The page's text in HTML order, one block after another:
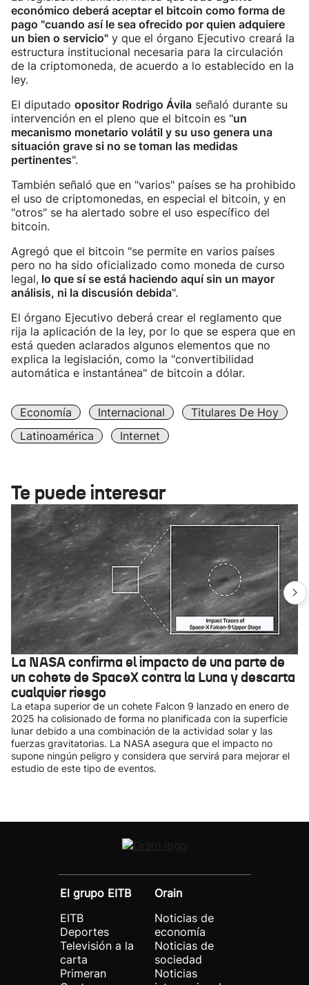
económico deberá aceptar el bitcoin como forma de
pago "cuando así le sea ofrecido por quien adquiere
un bien o servicio" y que el órgano Ejecutivo creará la
estructura institucional necesaria para la circulación
de la criptomoneda, de acuerdo a lo establecido en la
ley.
El diputado opositor Rodrigo Ávila señaló durante su
intervención en el pleno que el bitcoin es "un
mecanismo monetario volátil y su uso genera una
situación grave si no se toman las medidas
pertinentes".
También señaló que en "varios" países se ha prohibido
el uso de criptomonedas, en especial el bitcoin, y en
"otros" se ha alertado sobre el uso específico del
bitcoin.
Agregó que el bitcoin "se permite en varios países
pero no ha sido oficializado como moneda de curso
legal, lo que sí se está haciendo aquí sin un mayor
análisis, ni la discusión debida".
El órgano Ejecutivo deberá crear el reglamento que
rija la aplicación de la ley, por lo que se espera que en
está queden aclarados algunos elementos que no
explica la legislación, como la "convertibilidad
automática e instantánea" de bitcoin a dólar.
Economía Internacional
Titulares De Hoy
Latinoamérica
Internet
Te puede interesar
La NASA confirma el impacto de una parte de
un cohete de SpaceX contra la Luna y descarta
cualquier riesgo
La etapa superior de un cohete Falcon 9 lanzado en enero de
2025 ha colisionado de forma no planificada con la superficie
lunar debido a una combinación de la actividad solar y las
fuerzas gravitatorias. La NASA asegura que el impacto no
supone ningún peligro y considera que servirá para mejorar el
estudio de este tipo de eventos.
El grupo EITB
EITB
Deportes
Televisión a la
carta
Primeran
Orain
Noticias de
economía
Noticias de
sociedad
Noticias